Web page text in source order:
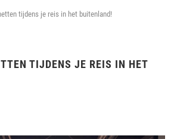
tijdens je reis in het buitenland!
TIJDENS JE REIS IN HET